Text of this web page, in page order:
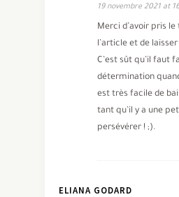
19 novembre 2021 at
Merci d’avoir pris
l’article et de
C’est sût qu’il faut
détermination
est très facile de
tant qu’il y a une
persévérer ! ;).
ELIANA GODARD